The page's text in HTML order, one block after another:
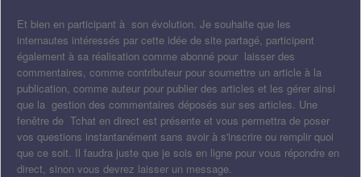
Et bien en participant à son évolution. Je souhaite que les
internautes intéressés par cette idée de site partagé, participent
également à sa réalisation comme abonné pour laisser des
commentaires, comme contributeur pour soumettre un article à la
publication, comme auteur pour publier des articles et les gérer ainsi
que la gestion des commentaires déposés sur ses articles. Une
fenêtre de Tchat en direct est présente et vous permettra de poser
vos questions instantanément sans avoir à s'inscrire ou remplir quoi
que ce soit. Il faudra juste que je sois en ligne pour vous répondre en
direct, sinon vous devrez laisser un message.